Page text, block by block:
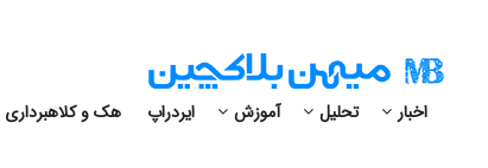
اخبار تحلیل آموزش ایردراپ هک و کلاهبرداری